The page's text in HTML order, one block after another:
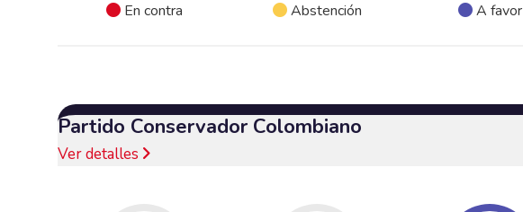
En contra Abstención A favor
Partido Conservador Colombiano
Ver detalles